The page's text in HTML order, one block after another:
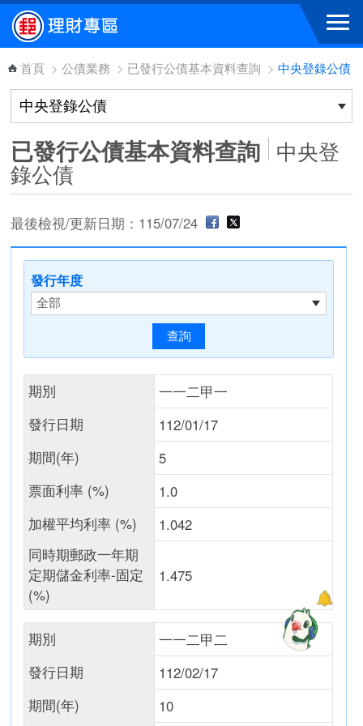
跳到主要內容區塊
首頁 > 公債業務 > 已發行公債基本資料查詢 > 中央登錄公債
已發行公債基本資料查詢 中央登
錄公債
最後檢視/更新日期：115/07/24
發行年度
期別
一一二甲一
發行日期
112/01/17
期間(年)
5
票面利率 (%)
1.0
加權平均利率 (%)
1.042
同時期郵政一年期
定期儲金利率-固定
(%)
1.475
期別
一一二甲二
發行日期
112/02/17
期間(年)
10